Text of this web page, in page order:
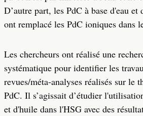
D’autre part, les PdC à base d'eau
ont remplacé les PdC ioniques dans
Les chercheurs ont réalisé une
systématique pour identifier les
revues/méta-analyses réalisés sur le
PdC. Il s’agissait d’étudier
et d'huile dans l'HSG avec des